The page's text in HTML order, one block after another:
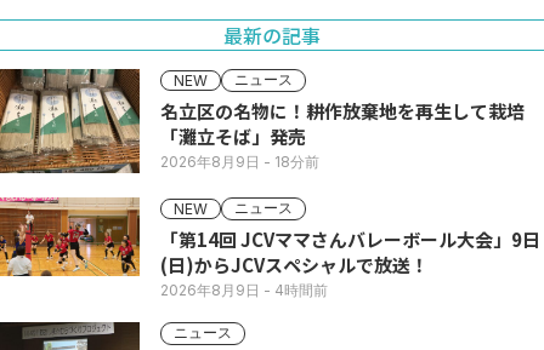
最新の記事
NEW ニュース
名立区の名物に！耕作放棄地を再生して栽培
「灘立そば」発売
2026年8月9日 - 18分前
NEW ニュース
「第14回 JCVママさんバレーボール大会」9日
(日)からJCVスペシャルで放送！
2026年8月9日 - 4時間前
ニュース